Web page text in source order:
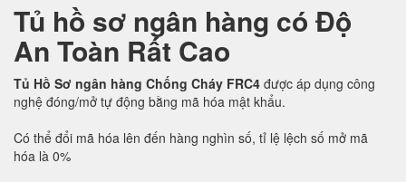
Tủ hồ sơ ngân hàng có Độ
An Toàn Rất Cao
Tủ Hồ Sơ ngân hàng Chống Cháy FRC4 được áp dụng công
nghệ đóng/mở tự động bằng mã hóa mật khẩu.
Có thể đổi mã hóa lên đến hàng nghìn số, tỉ lệ lệch số mở mã
hóa là 0%